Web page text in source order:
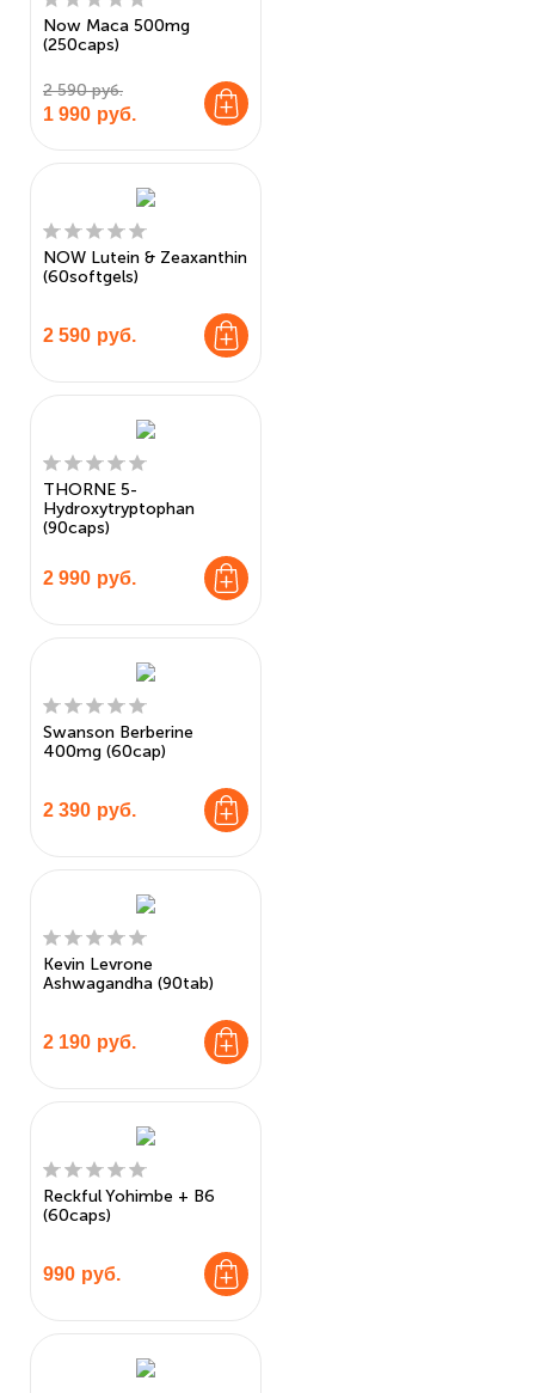
Now Maca 500mg
(250caps)
2 590 руб.
1 990 руб.
NOW Lutein & Zeaxanthin
(60softgels)
2 590 руб.
THORNE 5-
Hydroxytryptophan
(90caps)
2 990 руб.
Swanson Berberine
400mg (60cap)
2 390 руб.
Kevin Levrone
Ashwagandha (90tab)
2 190 руб.
Reckful Yohimbe + B6
(60caps)
990 руб.